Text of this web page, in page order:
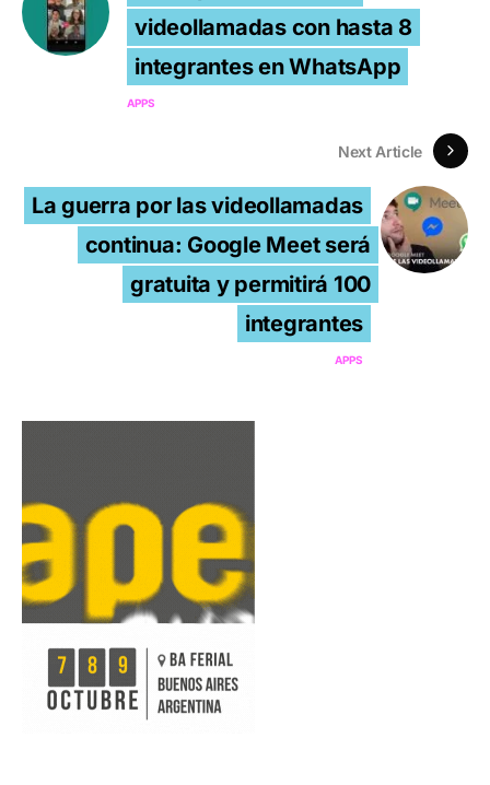
videollamadas con hasta 8
integrantes en WhatsApp
APPS
Next Article
La guerra por las videollamadas
continua: Google Meet será
gratuita y permitirá 100
integrantes
APPS